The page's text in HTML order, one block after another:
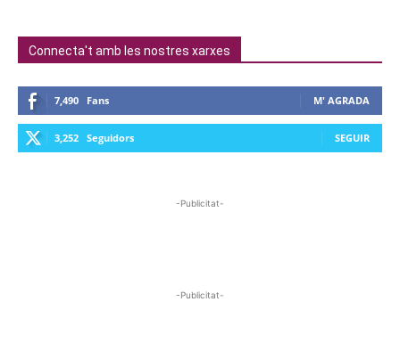
Connecta't amb les nostres xarxes
7,490 Fans M' AGRADA
3,252 Seguidors SEGUIR
-Publicitat-
-Publicitat-